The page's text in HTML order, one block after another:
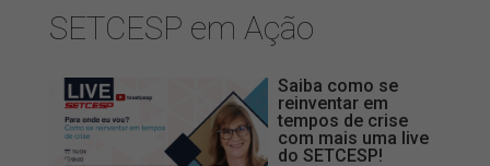
SETCESP em Ação
Saiba como se
reinventar em
tempos de crise
com mais uma live
do SETCESP!